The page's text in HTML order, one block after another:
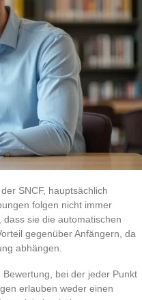
SNCF, hauptsächlich
folgen nicht immer
sie die automatischen
gegenüber Anfängern, da
abhängen.
bei der jeder Punkt
erlauben weder einen